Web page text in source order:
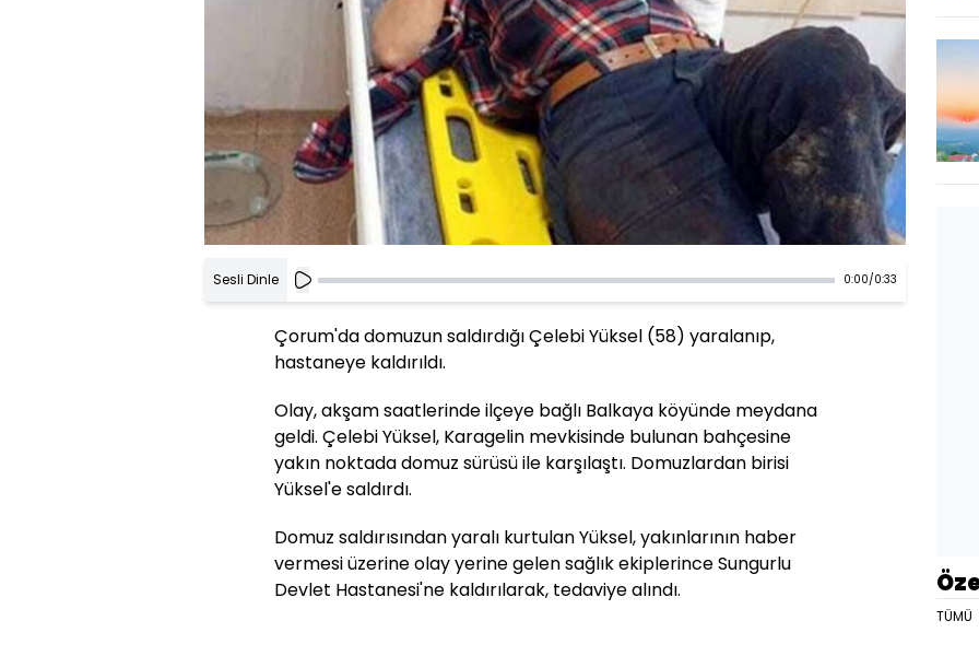
Sesli Dinle 0:00/0:33
Çorum'da domuzun saldırdığı Çelebi Yüksel (58) yaralanıp,
hastaneye kaldırıldı.
Olay, akşam saatlerinde ilçeye bağlı Balkaya köyünde meydana
geldi. Çelebi Yüksel, Karagelin mevkisinde bulunan bahçesine
yakın noktada domuz sürüsü ile karşılaştı. Domuzlardan birisi
Yüksel'e saldırdı.
Domuz saldırısından yaralı kurtulan Yüksel, yakınlarının haber
vermesi üzerine olay yerine gelen sağlık ekiplerince Sungurlu
Devlet Hastanesi'ne kaldırılarak, tedaviye alındı.
TÜMÜ